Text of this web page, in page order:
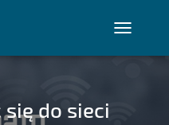
R
się do sieci